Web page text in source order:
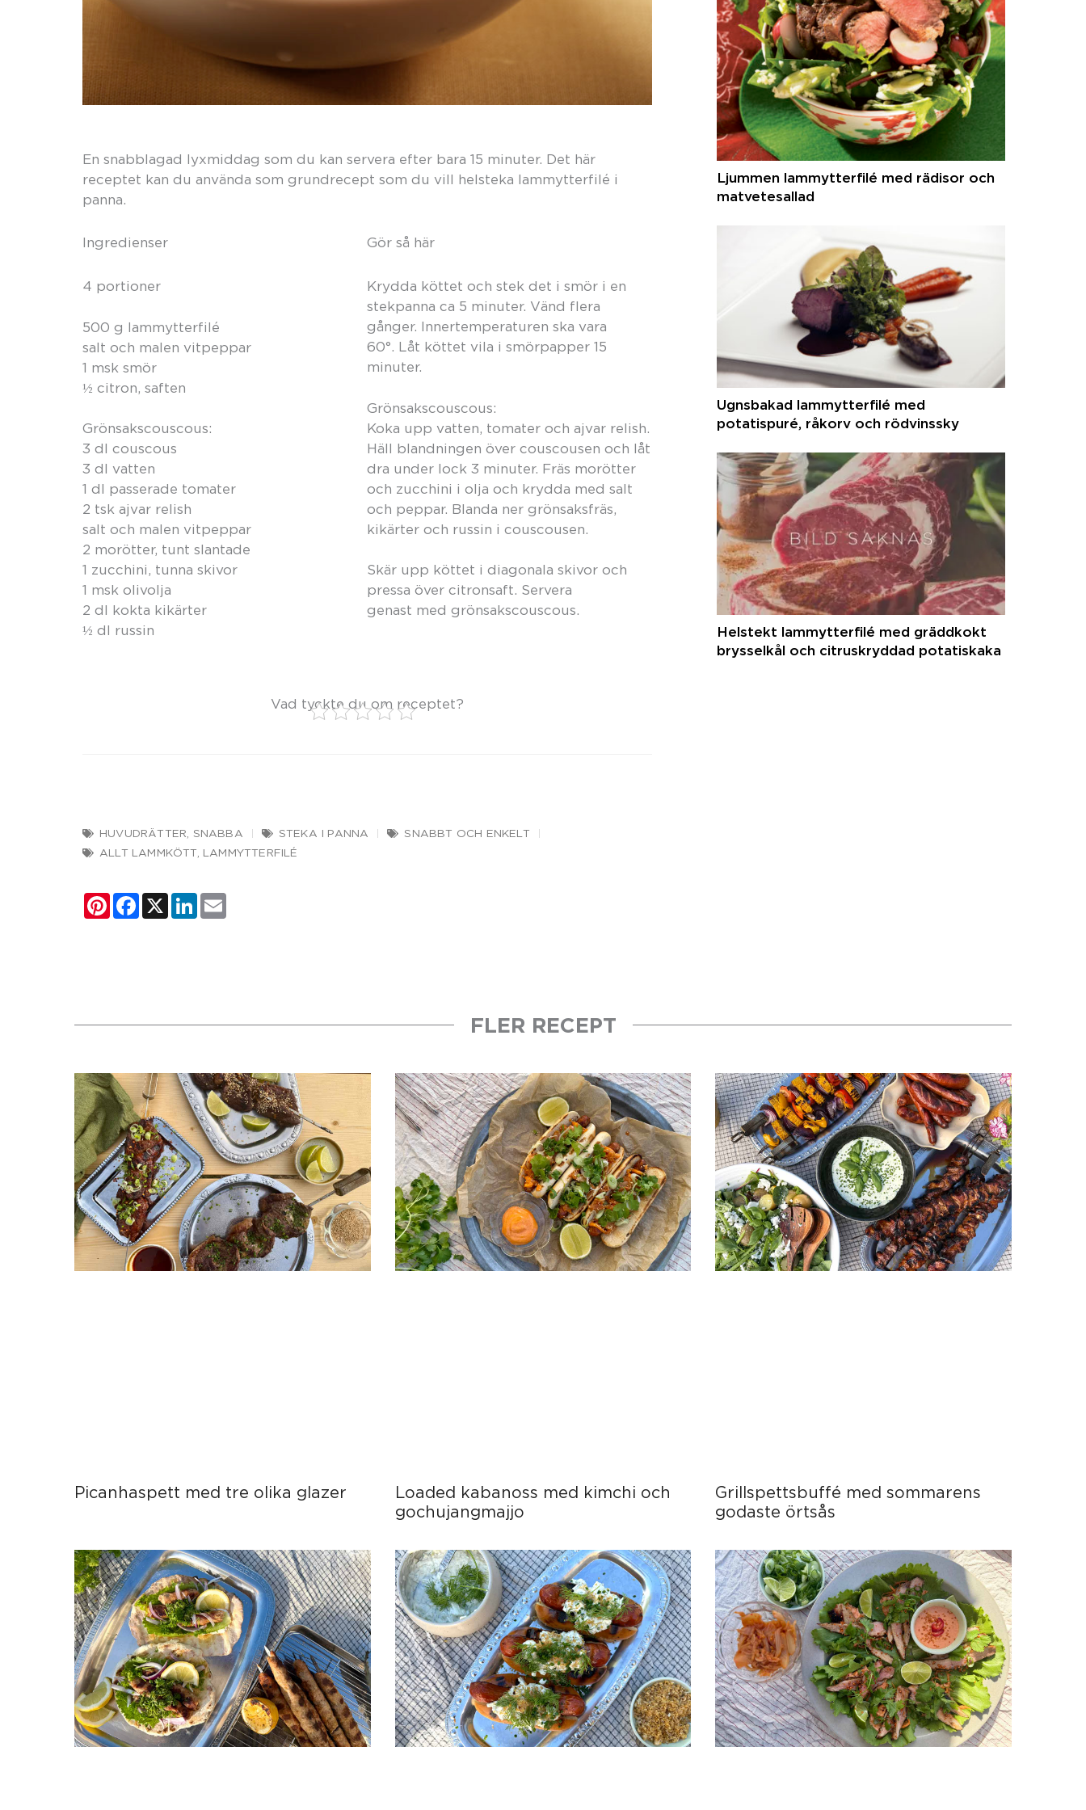
En snabblagad lyxmiddag som du kan servera efter bara 15 minuter. Det här
receptet kan du använda som grundrecept som du vill helsteka lammytterfilé i
panna.
Ingredienser
4 portioner
500 g lammytterfilé
salt och malen vitpeppar
1 msk smör
½ citron, saften
Grönsakscouscous:
3 dl couscous
3 dl vatten
1 dl passerade tomater
2 tsk ajvar relish
salt och malen vitpeppar
2 morötter, tunt slantade
1 zucchini, tunna skivor
1 msk olivolja
2 dl kokta kikärter
½ dl russin
Gör så här
Krydda köttet och stek det i smör i en
stekpanna ca 5 minuter. Vänd flera
gånger. Innertemperaturen ska vara
60°. Låt köttet vila i smörpapper 15
minuter.
Grönsakscouscous:
Koka upp vatten, tomater och ajvar relish.
Häll blandningen över couscousen och låt
dra under lock 3 minuter. Fräs morötter
och zucchini i olja och krydda med salt
och peppar. Blanda ner grönsaksfräs,
kikärter och russin i couscousen.
Skär upp köttet i diagonala skivor och
pressa över citronsaft. Servera
genast med grönsakscouscous.
Vad tyckte du om receptet?
HUVUDRÄTTER SNABBA STEKA I PANNA
SNABBT OCH ENKELT
ALLT LAMMKÖTT
LAMMYTTERFILÉ
PinterestFacebook
X LinkedIn
Ljummen lammytterfilé med rädisor och
matvetesallad
Ugnsbakad lammytterfilé med
potatispuré, råkorv och rödvinssky
Helstekt lammytterfilé med gräddkokt
brysselkål och citruskryddad potatiskaka
FLER RECEPT
Picanhaspett med tre olika glazer
Loaded kabanoss med kimchi och
gochujangmajjo
Grillspettsbuffé med sommarens
godaste örtsås